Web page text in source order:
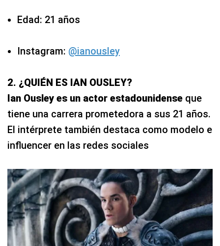
Edad: 21 años
Instagram: @ianousley
2. ¿QUIÉN ES IAN OUSLEY?
Ian Ousley es un actor estadounidense que
tiene una carrera prometedora a sus 21 años.
El intérprete también destaca como modelo e
influencer en las redes sociales